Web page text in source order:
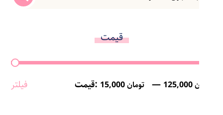
قیمت
فیلتر قیمت: 15,000 تومان — 125,000 تومان